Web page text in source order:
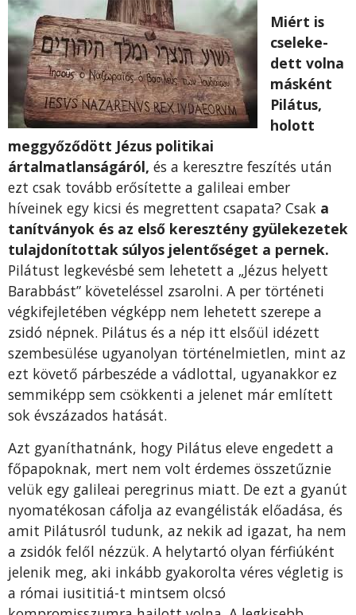
Miért is
cseleke­
dett volna
másként
Pilátus,
holott
meggyőződött Jé­zus politikai
ártalmatlanságáról, és a keresztre fe­szítés után
ezt csak tovább erősítette a galileai em­ber
híveinek egy kicsi és megrettent csapata? Csak a
tanítványok és az első keresztény gyülekezetek
tulajdonítottak súlyos jelentőséget a pernek.
Pilá­tust legkevésbé sem lehetett a „Jézus helyett
Barabbást” követeléssel zsarolni. A per történeti
végkifej­letében végképp nem lehetett szerepe a
zsidó nép­nek. Pilátus és a nép itt elsőül idézett
szembesülése ugyanolyan történelmietlen, mint az
ezt követő pár­beszéde a vádlottal, ugyanakkor ez
semmiképp sem csökkenti a jelenet már említett
sok évszáza­dos hatását.
Azt gyaníthatnánk, hogy Pilátus eleve engedett a
főpapoknak, mert nem volt érdemes összetűznie
ve­lük egy galileai peregrinus miatt. De ezt a gyanút
nyomatékosan cáfolja az evangélisták előadása, és
amit Pilátusról tudunk, az nekik ad igazat, ha nem
a zsidók felől nézzük. A helytartó olyan férfiúként
jelenik meg, aki inkább gyakorolta véres végletig is
a római iusititiá-t mintsem olcsó